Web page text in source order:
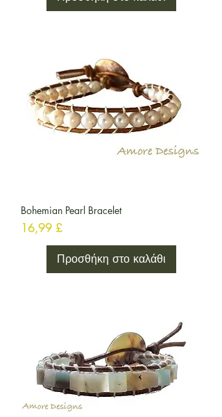
Bohemian Pearl Bracelet
Τιμή
16,99 £
Προσθήκη στο καλάθι